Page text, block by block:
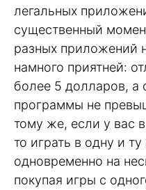
легальных
существенный
разных приложений
намного приятней:
более 5 долларов, а
программы не
тому же, если у вас
то играть в одну и
одновременно на
покупая игры с